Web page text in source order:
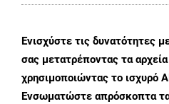
Ενισχύστε τις δυνατότητες
σας μετατρέποντας τα
χρησιμοποιώντας το ισχυρό
Ενσωματώστε απρόσκοπτα